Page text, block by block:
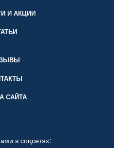
И АКЦИИ
САЙТА
в соцсетях: